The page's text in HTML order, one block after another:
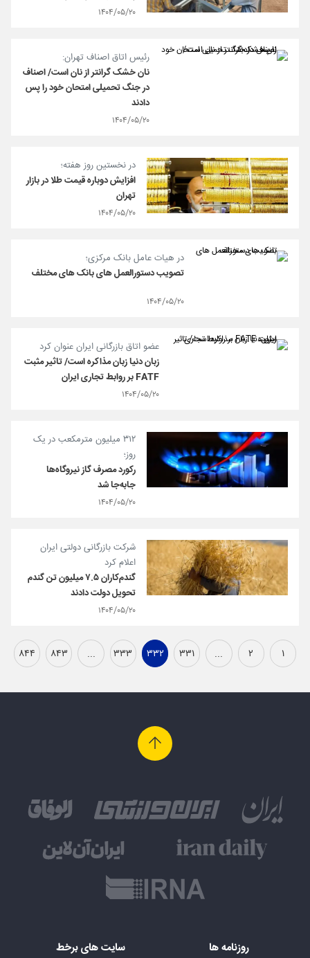
۱۴۰۴/۰۵/۲۰
رئیس اتاق اصناف تهران:
نان خشک گرانتر از نان است/ اصناف
در جنگ تحمیلی امتحان خود را پس
دادند
۱۴۰۴/۰۵/۲۰
در نخستین روز هفته؛
افزایش دوباره قیمت طلا در بازار
تهران
۱۴۰۴/۰۵/۲۰
در هیات عامل بانک مرکزی؛
تصویب دستورالعمل های بانک های مختلف
۱۴۰۴/۰۵/۲۰
عضو اتاق بازرگانی ایران عنوان کرد
زبان دنیا زبان مذاکره است/ تاثیر مثبت
FATF بر روابط تجاری ایران
۱۴۰۴/۰۵/۲۰
۳۱۲ میلیون مترمکعب در یک
روز؛
رکورد مصرف گاز نیروگاه‌ها
جابه‌جا شد
۱۴۰۴/۰۵/۲۰
شرکت بازرگانی دولتی ایران
اعلام کرد
گندم‌کاران ۷.۵ میلیون تن گندم
تحویل دولت دادند
۱۴۰۴/۰۵/۲۰
۱ ۲ ... ۳۳۱ ۳۳۲ ۳۳۳ ... ۸۴۳ ۸۴۴
روزنامه ها سایت های برخط